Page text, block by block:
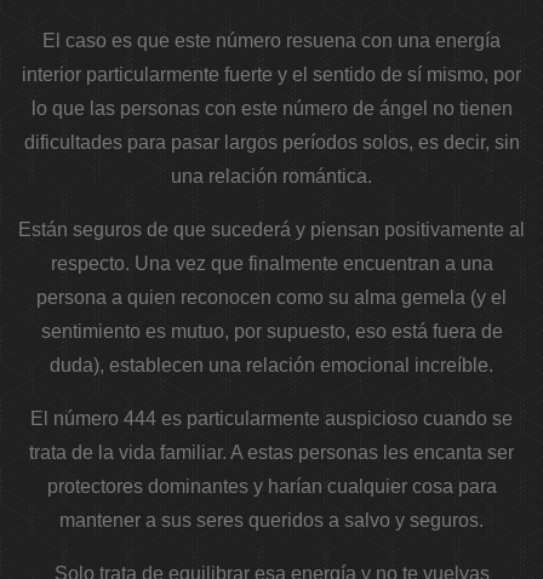
El caso es que este número resuena con una energía
interior particularmente fuerte y el sentido de sí mismo, por
lo que las personas con este número de ángel no tienen
dificultades para pasar largos períodos solos, es decir, sin
una relación romántica.
Están seguros de que sucederá y piensan positivamente al
respecto. Una vez que finalmente encuentran a una
persona a quien reconocen como su alma gemela (y el
sentimiento es mutuo, por supuesto, eso está fuera de
duda), establecen una relación emocional increíble.
El número 444 es particularmente auspicioso cuando se
trata de la vida familiar. A estas personas les encanta ser
protectores dominantes y harían cualquier cosa para
mantener a sus seres queridos a salvo y seguros.
Solo trata de equilibrar esa energía y no te vuelvas